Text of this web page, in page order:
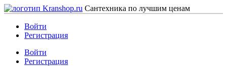
Сантехника по лучшим ценам
Войти
Регистрация
Войти
Регистрация